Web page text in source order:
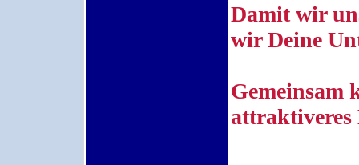
Damit wir
wir Deine
Gemeinsam
attraktiveres